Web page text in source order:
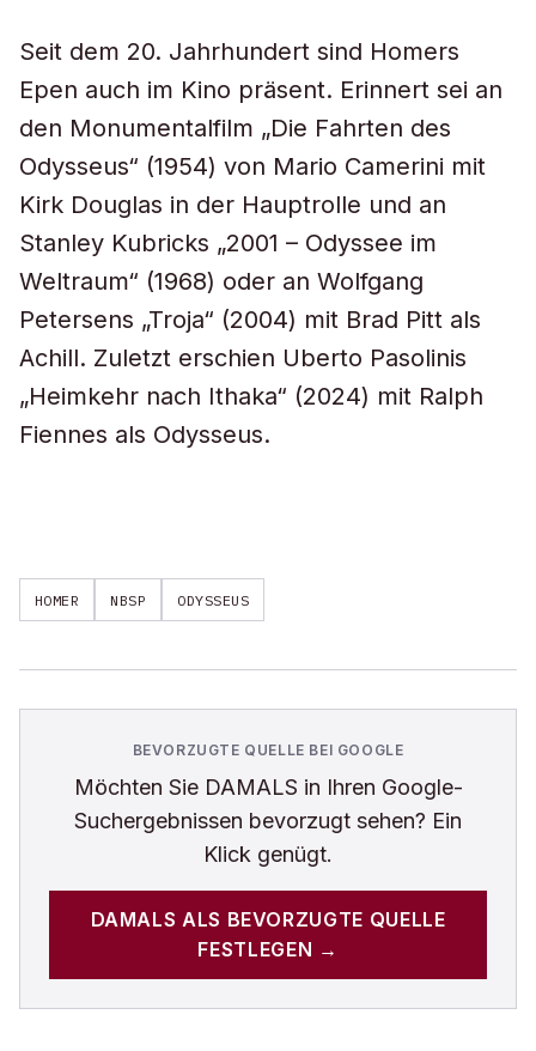
Seit dem 20. Jahrhundert sind Homers
Epen auch im Kino präsent. Erinnert sei an
den Monumentalfilm „Die Fahrten des
Odysseus“ (1954) von Mario Camerini mit
Kirk Douglas in der Hauptrolle und an
Stanley Kubricks „2001 – Odyssee im
Weltraum“ (1968) oder an Wolfgang
Petersens „Troja“ (2004) mit Brad Pitt als
Achill. Zuletzt erschien Uberto Pasolinis
„Heimkehr nach Ithaka“ (2024) mit Ralph
Fiennes als Odysseus.
HOMER NBSP ODYSSEUS
BEVORZUGTE QUELLE BEI GOOGLE
Möchten Sie DAMALS in Ihren Google-
Suchergebnissen bevorzugt sehen? Ein
Klick genügt.
DAMALS ALS BEVORZUGTE QUELLE
FESTLEGEN →